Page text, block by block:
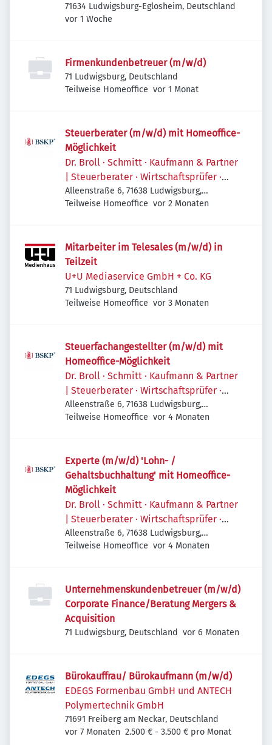
71634 Ludwigsburg-Eglosheim, Deutschland
Veröffentlicht
vor 1 Woche
Firmenkundenbetreuer (m/w/d)
71 Ludwigsburg, Deutschland
Teilweise Homeoffice Veröffentlicht
vor 1 Monat
Steuerberater (m/w/d) mit Homeoffice-
Möglichkeit
Dr. Broll · Schmitt · Kaufmann & Partner
| Steuerberater · Wirtschaftsprüfer ·
Rechtsanwälte
Alleenstraße 6, 71638 Ludwigsburg,
Deutschland
Teilweise Homeoffice Veröffentlicht:
vor 2 Monaten
Mitarbeiter im Telesales (m/w/d) in
Teilzeit
U+U Mediaservice GmbH + Co. KG
71 Ludwigsburg, Deutschland
Teilweise Homeoffice Veröffentlicht:
vor 3 Monaten
Steuerfachangestellter (m/w/d) mit
Homeoffice-Möglichkeit
Dr. Broll · Schmitt · Kaufmann & Partner
| Steuerberater · Wirtschaftsprüfer ·
Rechtsanwälte
Alleenstraße 6, 71638 Ludwigsburg,
Deutschland
Teilweise Homeoffice Veröffentlicht:
vor 4 Monaten
Experte (m/w/d) 'Lohn- /
Gehaltsbuchhaltung' mit Homeoffice-
Möglichkeit
Dr. Broll · Schmitt · Kaufmann & Partner
| Steuerberater · Wirtschaftsprüfer ·
Rechtsanwälte
Alleenstraße 6, 71638 Ludwigsburg,
Deutschland
Teilweise Homeoffice Veröffentlicht:
vor 4 Monaten
Unternehmenskundenbetreuer (m/w/d)
Corporate Finance/Beratung Mergers &
Acquisition
71 Ludwigsburg, Deutschland Veröffentlicht:
vor 6 Monaten
Bürokauffrau/ Bürokaufmann (m/w/d)
EDEGS Formenbau GmbH und ANTECH
Polymertechnik GmbH
71691 Freiberg am Neckar, Deutschland
Veröffentlicht:
vor 7 Monaten 2.500 € - 3.500 € pro Monat